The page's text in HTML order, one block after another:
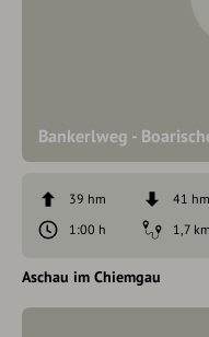
Bankerlweg -
39 hm
41 hm
1:00 h
1,7 km
Aschau im Chiemgau